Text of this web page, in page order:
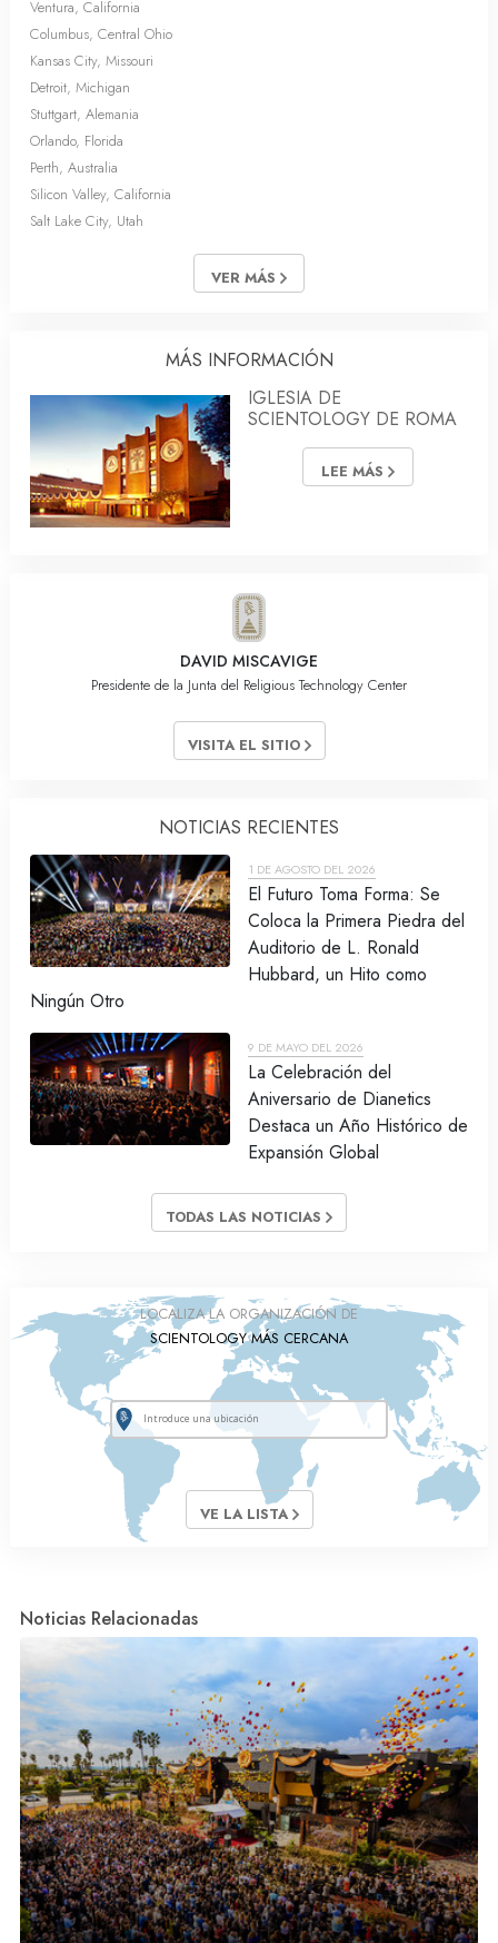
Ventura, California
Columbus, Central Ohio
Kansas City, Missouri
Detroit, Michigan
Stuttgart, Alemania
Orlando, Florida
Perth, Australia
Silicon Valley, California
Salt Lake City, Utah
VER MÁS
MÁS INFORMACIÓN
IGLESIA DE
SCIENTOLOGY DE ROMA
LEE MÁS
DAVID MISCAVIGE
Presidente de la Junta del Religious Technology Center
VISITA EL SITIO
NOTICIAS RECIENTES
1 DE AGOSTO DEL 2026
El Futuro Toma Forma: Se
Coloca la Primera Piedra del
Auditorio de L. Ronald
Hubbard, un Hito como
Ningún Otro
9 DE MAYO DEL 2026
La Celebración del
Aniversario de Dianetics
Destaca un Año Histórico de
Expansión Global
TODAS LAS NOTICIAS
LOCALIZA LA ORGANIZACIÓN DE
SCIENTOLOGY MÁS CERCANA
VE LA LISTA
Noticias Relacionadas